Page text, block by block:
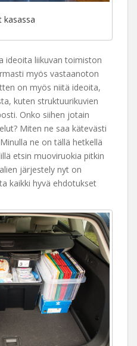
kasassa
ideoita liikuvan toimiston
myös vastaanoton
on myös niitä ideoita,
kuten struktuurikuvien
Onko siihen jotain
Miten ne saa kätevästi
ne on tällä hetkellä
etsin muoviruokia pitkin
järjestely nyt on
kaikki hyvä ehdotukset